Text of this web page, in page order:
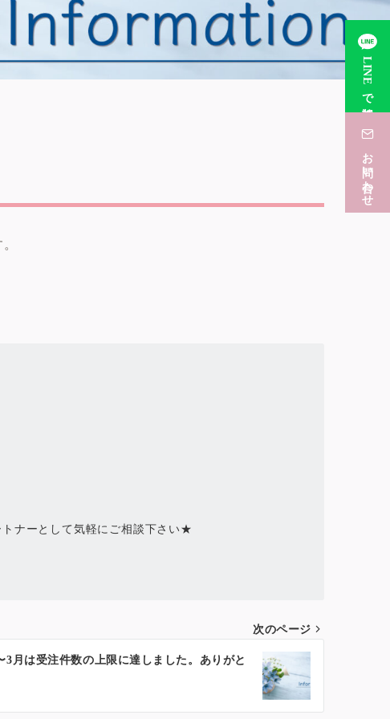
ナーとして気軽にご相談下さい★
次のページ
3月は受注件数の上限に達しました。ありがと
LINEで相談
お問い合わせ